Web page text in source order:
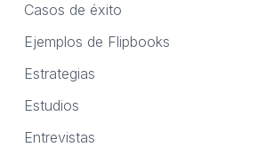
Casos de éxito
Ejemplos de Flipbooks
Estrategias
Estudios
Entrevistas